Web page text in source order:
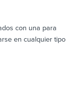
con una para
en cualquier tipo